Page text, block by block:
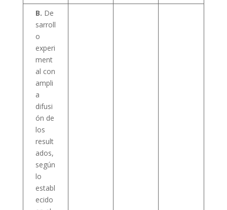
B. De
sarroll
o
experi
ment
al con
ampli
a
difusi
ón de
los
result
ados,
según
lo
establ
ecido